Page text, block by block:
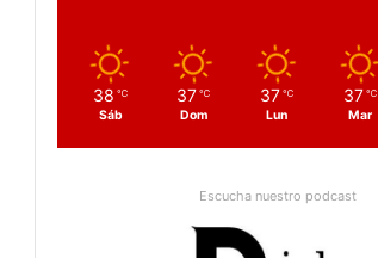
38 ℃
Sáb
37 ℃
Dom
37 ℃
Lun
37 ℃
Mar
Escucha nuestro podcast